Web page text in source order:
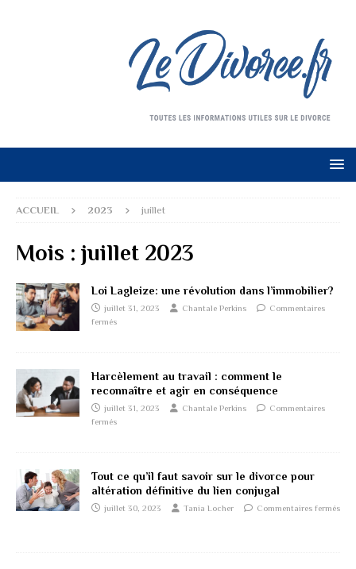
ACCUEIL 2023 juillet
Mois : juillet 2023
Loi Lagleize: une révolution dans l’immobilier?
juillet 31, 2023 Chantale Perkins
Commentaires
fermés
Harcèlement au travail : comment le
reconnaître et agir en conséquence
juillet 31, 2023 Chantale Perkins
Commentaires
fermés
Tout ce qu’il faut savoir sur le divorce pour
altération définitive du lien conjugal
juillet 30, 2023 Tania Locher Commentaires fermés